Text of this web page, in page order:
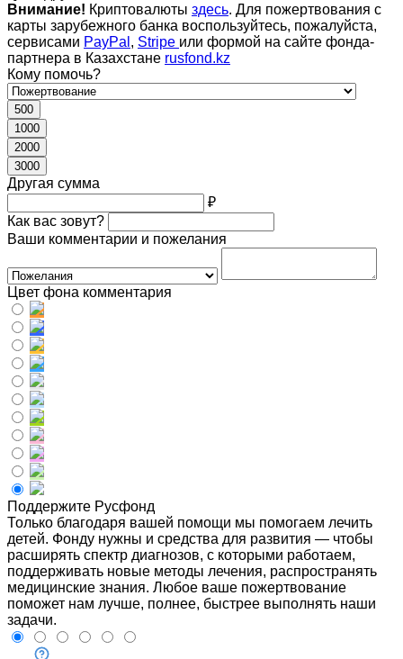
Внимание! Криптовалюты здесь. Для пожертвования с
карты зарубежного банка воспользуйтесь, пожалуйста,
сервисами PayPal , Stripe или формой на сайте фонда-
партнера в Казахстане rusfond.kz
Кому помочь?
500
1000
2000
3000
Другая сумма
₽
Как вас зовут?
Ваши комментарии и пожелания
Цвет фона комментария
Поддержите Русфонд
Только благодаря вашей помощи мы помогаем лечить
детей. Фонду нужны и средства для развития — чтобы
расширять спектр диагнозов, с которыми работаем,
поддерживать новые методы лечения, распространять
медицинские знания. Любое ваше пожертвование
поможет нам лучше, полнее, быстрее выполнять наши
задачи.